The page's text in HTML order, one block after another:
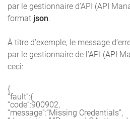
par le gestionnaire d’API (API
format json.
À titre d’exemple, le message
par le gestionnaire de l’API (API
ceci:
{
“fault”:{
“code”:900902,
“message”:”Missing Credentials”,